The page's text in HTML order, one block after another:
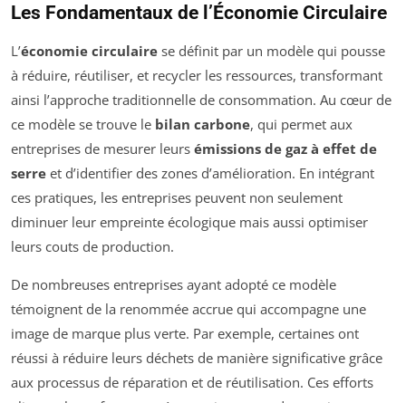
Les Fondamentaux de l’Économie Circulaire
L’économie circulaire se définit par un modèle qui pousse
à réduire, réutiliser, et recycler les ressources, transformant
ainsi l’approche traditionnelle de consommation. Au cœur de
ce modèle se trouve le bilan carbone, qui permet aux
entreprises de mesurer leurs émissions de gaz à effet de
serre et d’identifier des zones d’amélioration. En intégrant
ces pratiques, les entreprises peuvent non seulement
diminuer leur empreinte écologique mais aussi optimiser
leurs couts de production.
De nombreuses entreprises ayant adopté ce modèle
témoignent de la renommée accrue qui accompagne une
image de marque plus verte. Par exemple, certaines ont
réussi à réduire leurs déchets de manière significative grâce
aux processus de réparation et de réutilisation. Ces efforts